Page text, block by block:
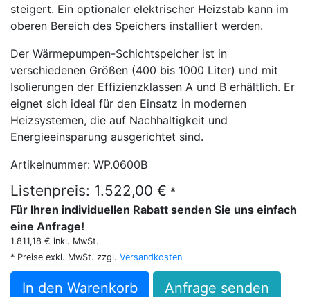
steigert. Ein optionaler elektrischer Heizstab kann im
oberen Bereich des Speichers installiert werden.
Der Wärmepumpen-Schichtspeicher ist in
verschiedenen Größen (400 bis 1000 Liter) und mit
Isolierungen der Effizienzklassen A und B erhältlich. Er
eignet sich ideal für den Einsatz in modernen
Heizsystemen, die auf Nachhaltigkeit und
Energieeinsparung ausgerichtet sind.
Artikelnummer: WP.0600B
Listenpreis: 1.522,00 € *
Für Ihren individuellen Rabatt senden Sie uns einfach
eine Anfrage!
1.811,18 € inkl. MwSt.
* Preise exkl. MwSt. zzgl. Versandkosten
In den Warenkorb Anfrage senden